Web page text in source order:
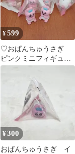
¥599
♡おぱんちゅうさぎ
ピンクミニフィギュア
6個まとめ売り♡
¥300
おぱんちゅうさぎ イ